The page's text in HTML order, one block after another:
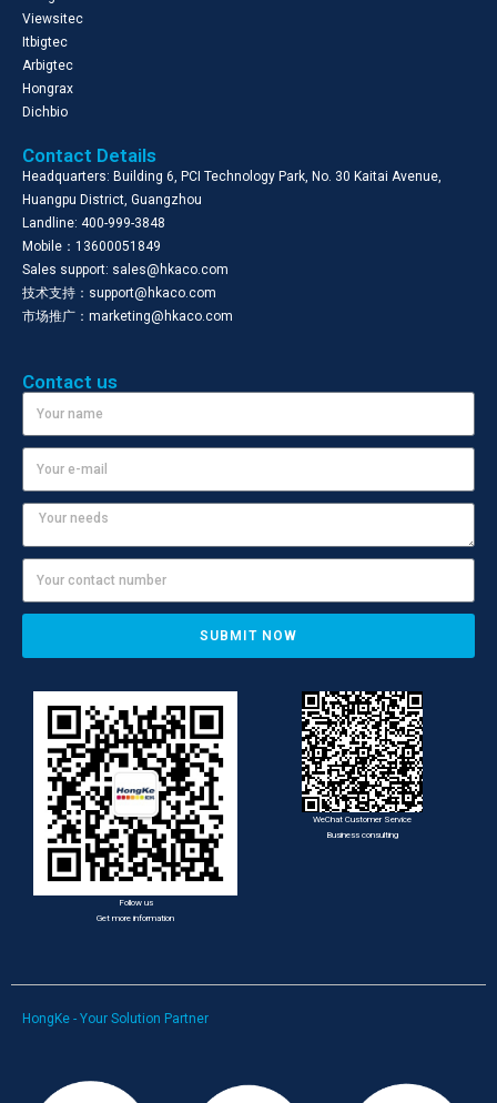
Viewsitec
Itbigtec
Arbigtec
Hongrax
Dichbio
Contact Details
Headquarters: Building 6, PCI Technology Park, No. 30 Kaitai Avenue,
Huangpu District, Guangzhou
Landline: 400-999-3848
Mobile：13600051849
Sales support: sales@hkaco.com
技术支持：support@hkaco.com
市场推广：marketing@hkaco.com
Contact us
SUBMIT NOW
Follow us
Get more information
WeChat Customer Service
Business consulting
HongKe - Your Solution Partner